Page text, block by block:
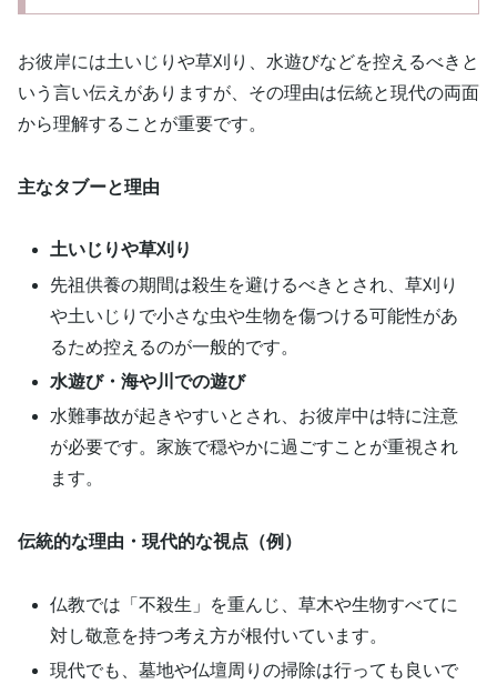
お彼岸には土いじりや草刈り、水遊びなどを控えるべきと
いう言い伝えがありますが、その理由は伝統と現代の両面
から理解することが重要です。
主なタブーと理由
土いじりや草刈り
先祖供養の期間は殺生を避けるべきとされ、草刈り
や土いじりで小さな虫や生物を傷つける可能性があ
るため控えるのが一般的です。
水遊び・海や川での遊び
水難事故が起きやすいとされ、お彼岸中は特に注意
が必要です。家族で穏やかに過ごすことが重視され
ます。
伝統的な理由・現代的な視点（例）
仏教では「不殺生」を重んじ、草木や生物すべてに
対し敬意を持つ考え方が根付いています。
現代でも、墓地や仏壇周りの掃除は行っても良いで